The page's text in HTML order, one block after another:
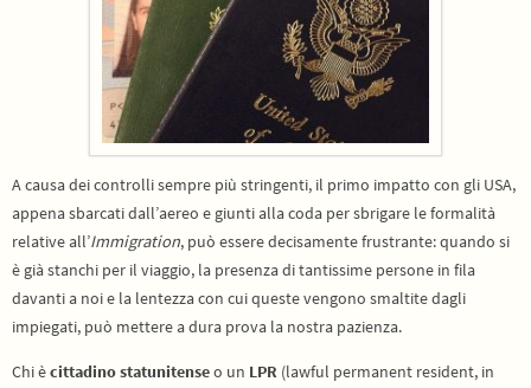
A causa dei controlli sempre più stringenti, il primo impatto con gli USA,
appena sbarcati dall’aereo e giunti alla coda per sbrigare le formalità
relative all’Immigration, può essere decisamente frustrante: quando si
è già stanchi per il viaggio, la presenza di tantissime persone in fila
davanti a noi e la lentezza con cui queste vengono smaltite dagli
impiegati, può mettere a dura prova la nostra pazienza.
Chi ècittadino statunitenseo un LPR (lawful permanent resident, in